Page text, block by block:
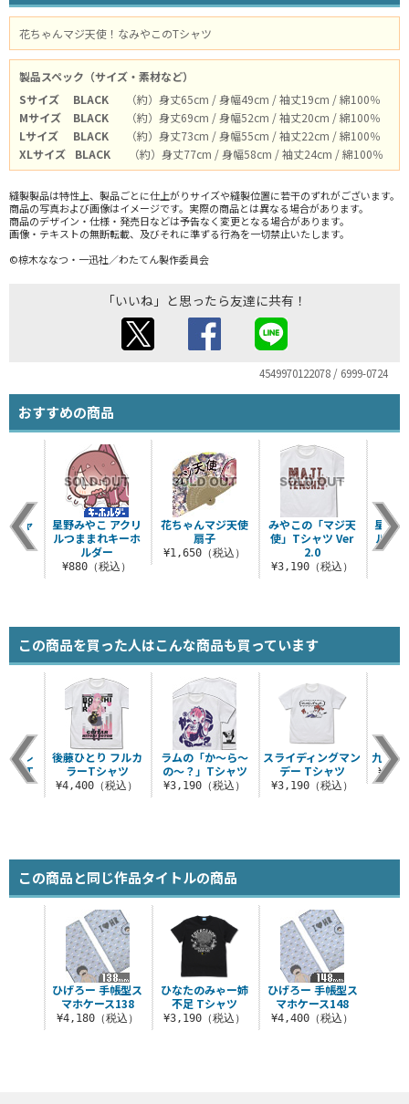
花ちゃんマジ天使！なみやこのTシャツ
製品スペック（サイズ・素材など）
Sサイズ
BLACK
（約）身丈65cm / 身幅49cm / 袖丈19cm / 綿100％
Mサイズ
BLACK
（約）身丈69cm / 身幅52cm / 袖丈20cm / 綿100％
Lサイズ
BLACK
（約）身丈73cm / 身幅55cm / 袖丈22cm / 綿100％
XLサイズ
BLACK （約）身丈77cm / 身幅58cm / 袖丈24cm / 綿100％
縫製製品は特性上、製品ごとに仕上がりサイズや縫製位置に若干のずれがございます。
商品の写真および画像はイメージです。実際の商品とは異なる場合があります。
商品のデザイン・仕様・発売日などは予告なく変更となる場合があります。
画像・テキストの無断転載、及びそれに準ずる行為を一切禁止いたします。
©椋木ななつ・一迅社／わたてん製作委員会
「いいね」と思ったら友達に共有！
4549970122078 / 6999-0724
おすすめの商品
花ちゃんマジ天使
扇子
¥1,650（税込）
みやこの「マジ天
使」Tシャツ Ver
2.0
¥3,190（税込）
星野
ルつ
Tシャ
込）
星野みやこ アクリ
ルつままれキーホ
ルダー
¥880（税込）
この商品を買った人はこんな商品も買っています
ラムの「か～ら～
の～？」Tシャツ
¥3,190（税込）
スライディングマン
デー Tシャツ
¥3,190（税込）
九条カ
トレ
く T
後藤ひとり フルカ
ラーTシャツ
¥4,400（税込）
この商品と同じ作品タイトルの商品
ひなたのみゃー姉
不足 Tシャツ
¥3,190（税込）
ひげろー 手帳型ス
マホケース148
¥4,400（税込）
ひげろー 手帳型ス
マホケース138
¥4,180（税込）